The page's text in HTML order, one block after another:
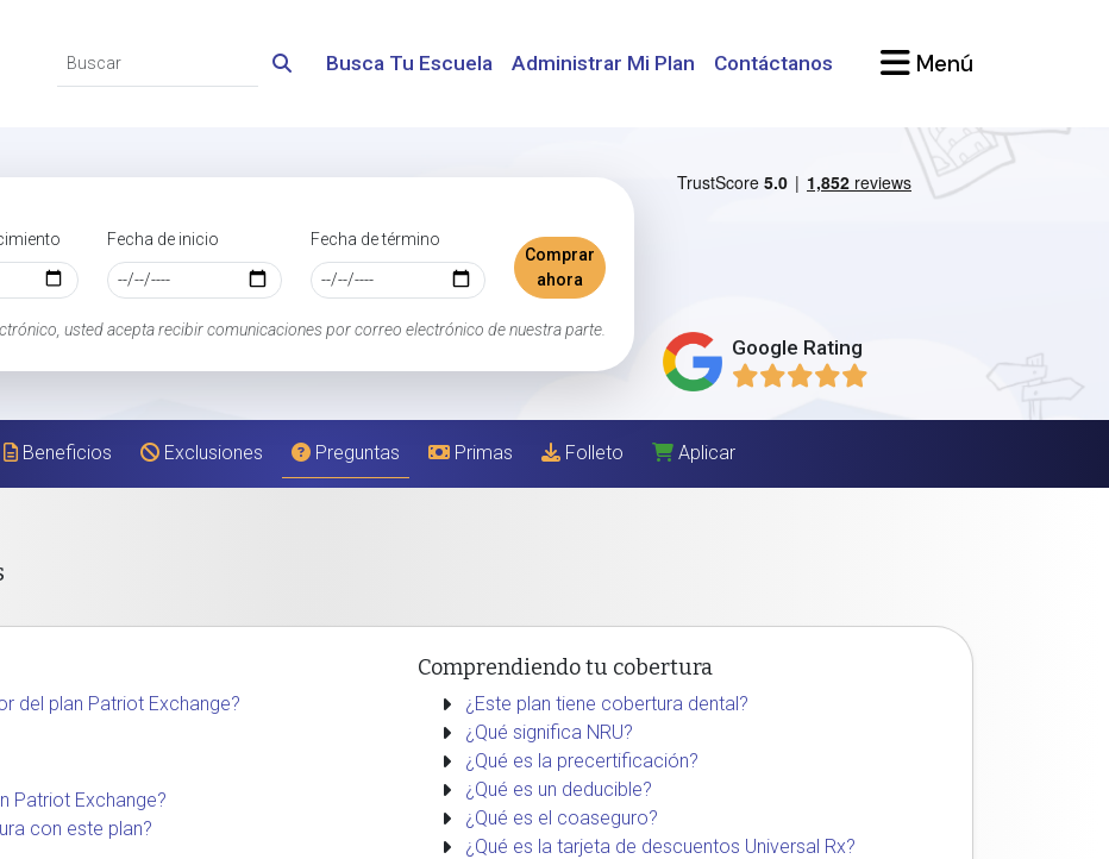
Busca Tu Escuela Administrar Mi Plan Contáctanos Menú
Fecha de inicio
Fecha de término
Comprar
ahora
usted acepta recibir comunicaciones por correo electrónico de nuestra parte.
Google Rating
Beneficios Exclusiones Preguntas Primas Folleto Aplicar
del plan Patriot Exchange?
Patriot Exchange?
con este plan?
Comprendiendo tu cobertura
¿Este plan tiene cobertura dental?
¿Qué significa NRU?
¿Qué es la precertificación?
¿Qué es un deducible?
¿Qué es el coaseguro?
¿Qué es la tarjeta de descuentos Universal Rx?